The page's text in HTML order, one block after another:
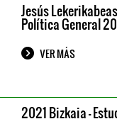
Jesús
Política General
VER MÁS
2021 Bizkaia -